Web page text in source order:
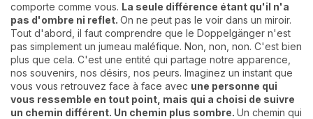
comporte comme vous. La seule différence étant qu'il n'a
pas d'ombre ni reflet. On ne peut pas le voir dans un miroir.
Tout d'abord, il faut comprendre que le Doppelgänger n'est
pas simplement un jumeau maléfique. Non, non, non. C'est bien
plus que cela. C'est une entité qui partage notre apparence,
nos souvenirs, nos désirs, nos peurs. Imaginez un instant que
vous vous retrouvez face à face avec une personne qui
vous ressemble en tout point, mais qui a choisi de suivre
un chemin différent. Un chemin plus sombre. Un chemin qui